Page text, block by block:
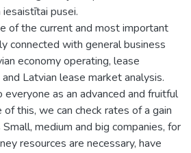
pusei.
of the current and most important
connected with general business
economy operating, lease
Latvian lease market analysis.
as an advanced and fruitful
of this, we can check rates of a gain
medium and big companies, for
resources are necessary, have